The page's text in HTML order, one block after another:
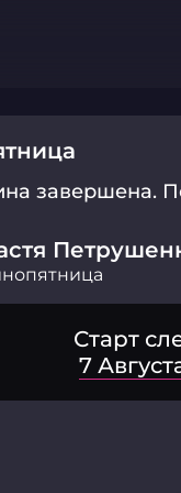
завершена.
Старт
7